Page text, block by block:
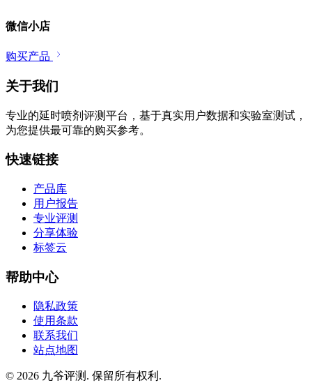
微信小店
购买产品
关于我们
专业的延时喷剂评测平台，基于真实用户数据和实验室测试，
为您提供最可靠的购买参考。
快速链接
产品库
用户报告
专业评测
分享体验
标签云
帮助中心
隐私政策
使用条款
联系我们
站点地图
© 2026 九爷评测. 保留所有权利.